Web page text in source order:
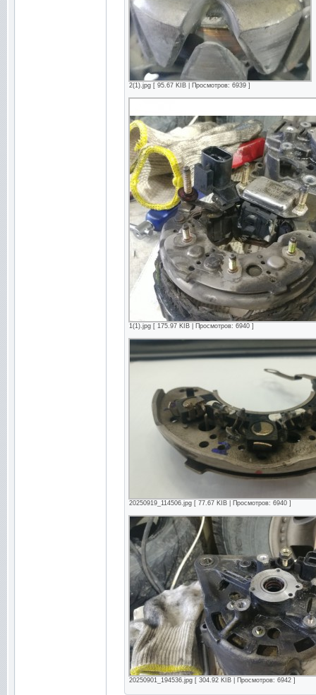
2(1).jpg [ 95.67 KIB | Просмотров: 6939 ]
1(1).jpg [ 175.97 KIB | Просмотров: 6940 ]
20250919_114506.jpg [ 77.67 KIB | Просмотров: 6940 ]
20250901_194536.jpg [ 304.92 KIB | Просмотров: 6942 ]